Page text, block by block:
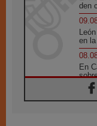
den
en
En
En